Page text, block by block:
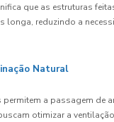
que as estruturas
longa, reduzindo a
Natural
a passagem de
otimizar a